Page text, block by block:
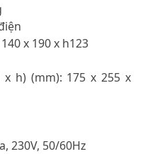
x 190 x h123
h) (mm): 175 x 255 x
230V, 50/60Hz